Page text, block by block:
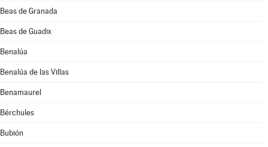
Beas de Granada
Beas de Guadix
Benalúa
Benalúa de las Villas
Benamaurel
Bérchules
Bubión